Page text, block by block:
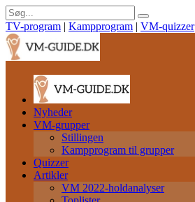
TV-program | Kampprogram | VM-quizzer
Nyheder
VM-grupper
Stillingen
Kampprogram til grupper
Quizzer
Artikler
VM 2022-holdanalyser